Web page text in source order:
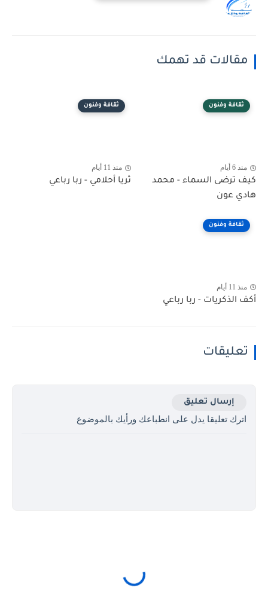
مقالات قد تهمك
ثقافة وفنون
منذ 6 أيام
كيف ترضى السماء - محمد
هادي عون
ثقافة وفنون
منذ 11 أيام
ثريا أحلامي - ربا رباعي
ثقافة وفنون
منذ 11 أيام
أكف الذكريات - ربا رباعي
تعليقات
إرسال تعليق
اترك تعليقا يدل على انطباعك ورأيك بالموضوع